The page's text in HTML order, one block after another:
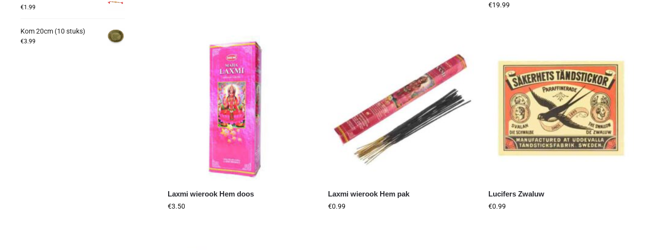
€19.99
Laxmi wierook Hem doos
€3.50
Laxmi wierook Hem pak
€0.99
Lucifers Zwaluw
€0.99
€1.99
Kom 20cm (10 stuks)
€3.99